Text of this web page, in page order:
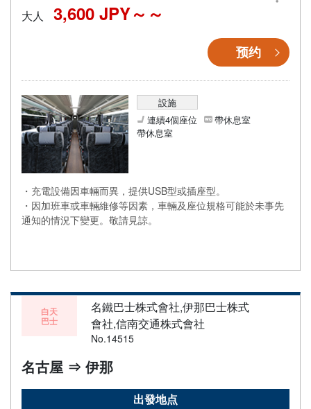
大人 3,600 JPY～
预约
設施
連續4個座位
帶休息室
帶休息室
・充電設備因車輛而異，提供USB型或插座型。
・因加班車或車輛維修等因素，車輛及座位規格可能於未事先
通知的情況下變更。敬請見諒。
白天
巴士
名鐵巴士株式會社,伊那巴士株式
會社,信南交通株式會社
No.14515
名古屋 ⇒ 伊那
出發地点